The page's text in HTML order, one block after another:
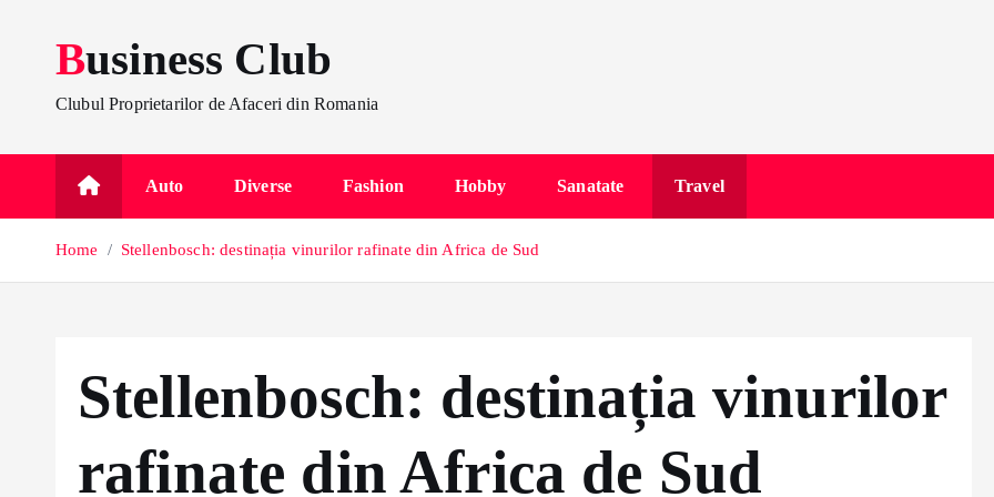
o
t
Business Club
Clubul Proprietarilor de Afaceri din Romania
Auto Diverse Fashion Hobby Sanatate Travel
Home Stellenbosch: destinația vinurilor rafinate din Africa de Sud
Stellenbosch: destinația vinurilor
rafinate din Africa de Sud